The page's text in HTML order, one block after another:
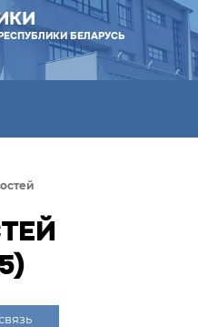
БЕЛАРУСЬ